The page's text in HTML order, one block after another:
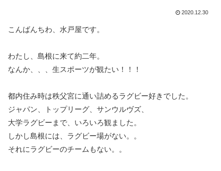
2020.12.30
こんばんちわ、水戸屋です。
わたし、島根に来て約二年。
なんか、、、生スポーツが観たい！！！
都内住み時は秩父宮に通い詰めるラグビー好きでした。
ジャパン、トップリーグ、サンウルヴズ、
大学ラグビーまで、いろいろ観ました。
しかし島根には、ラグビー場がない。。
それにラグビーのチームもない。。